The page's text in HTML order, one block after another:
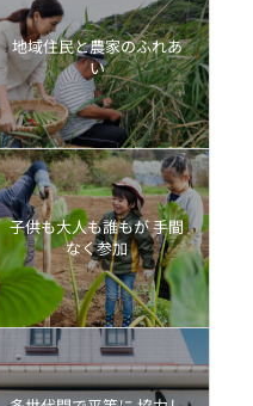
地域住民と農家のふれあ
い
子供も大人も誰もが 手間
なく参加